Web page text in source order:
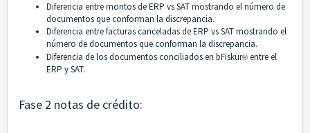
Diferencia entre montos de ERP vs SAT mostrando el número de
documentos que conforman la discrepancia.
Diferencia entre facturas canceladas de ERP vs SAT mostrando el
número de documentos que conforman la discrepancia.
Diferencia de los documentos conciliados en bFiskur®︎entre el
ERP y SAT.
Fase 2 notas de crédito: